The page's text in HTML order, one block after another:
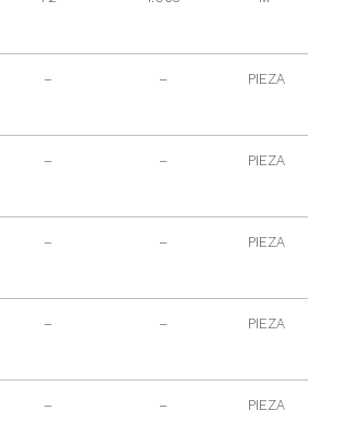
– – PIEZA
– – PIEZA
– – PIEZA
– – PIEZA
– – PIEZA